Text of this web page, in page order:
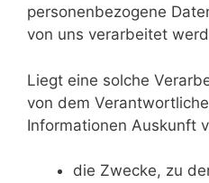
personenbezogene
von uns verarbeitet
Liegt eine solche
von dem
Informationen Auskunft
die Zwecke, zu